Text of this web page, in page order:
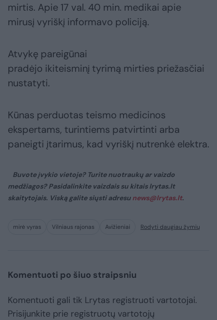
mirtis. Apie 17 val. 40 min. medikai apie
mirusį vyriškį informavo policiją.
Atvykę pareigūnai
pradėjo ikiteisminį tyrimą mirties priežasčiai
nustatyti.
Kūnas perduotas teismo medicinos
ekspertams, turintiems patvirtinti arba
paneigti įtarimus, kad vyriškį nutrenkė elektra.
Buvote įvykio vietoje? Turite nuotraukų ar vaizdo
medžiagos? Pasidalinkite vaizdais su kitais lrytas.lt
skaitytojais. Viską galite siųsti adresu news@lrytas.lt.
mirė vyras Vilniaus rajonas Avižieniai Rodyti daugiau žymių
Komentuoti po šiuo straipsniu
Komentuoti gali tik Lrytas registruoti vartotojai.
Prisijunkite prie registruotų vartotojų